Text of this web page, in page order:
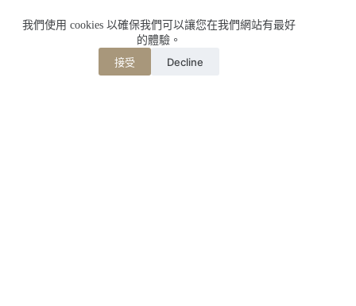
我們使用 cookies 以確保我們可以讓您在我們網站有最好
的體驗。
接受 Decline